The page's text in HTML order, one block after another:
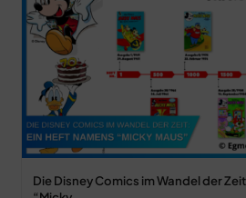
Die Disney Comics im Wandel der